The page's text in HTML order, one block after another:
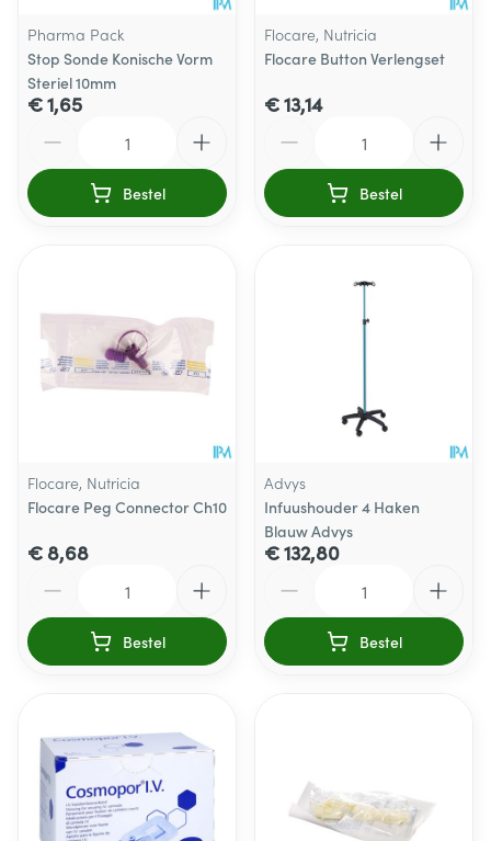
Pharma Pack
Stop Sonde Konische Vorm
Steriel 10mm
€ 1,65
Bestel
Flocare, Nutricia
Flocare Button Verlengset
€ 13,14
Bestel
Flocare, Nutricia
Flocare Peg Connector Ch10
€ 8,68
Bestel
Advys
Infuushouder 4 Haken
Blauw Advys
€ 132,80
Bestel